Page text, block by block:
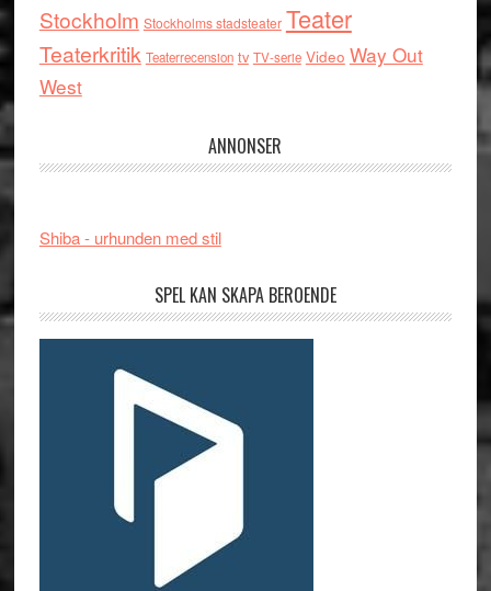
Stockholm Stockholms stadsteater Teater
Teaterkritik Teaterrecension tv TV-serie Video Way Out
West
ANNONSER
Shiba - urhunden med stil
SPEL KAN SKAPA BEROENDE